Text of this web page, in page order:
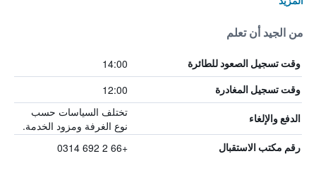
من الجيد أن تعلم
وقت تسجيل الصعود للطائرة 14:00
وقت تسجيل المغادرة 12:00
الدفع والإلغاء
تختلف السياسات حسب
نوع الغرفة ومزود الخدمة.
رقم مكتب الاستقبال +66 2 692 0314